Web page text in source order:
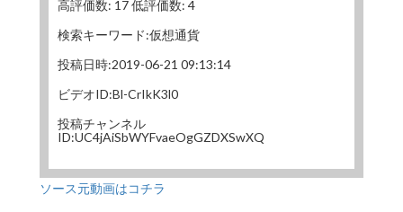
高評価数: 17 低評価数: 4
検索キーワード:仮想通貨
投稿日時:2019-06-21 09:13:14
ビデオID:Bl-CrIkK3l0
投稿チャンネル
ID:UC4jAiSbWYFvaeOgGZDXSwXQ
ソース元動画はコチラ